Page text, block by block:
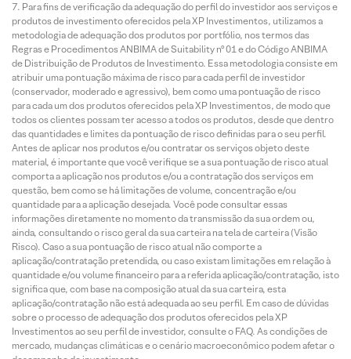
Para fins de verificação da adequação do perfil do investidor aos serviços e
produtos de investimento oferecidos pela XP Investimentos, utilizamos a
metodologia de adequação dos produtos por portfólio, nos termos das
Regras e Procedimentos ANBIMA de Suitability nº 01 e do Código ANBIMA
de Distribuição de Produtos de Investimento. Essa metodologia consiste em
atribuir uma pontuação máxima de risco para cada perfil de investidor
(conservador, moderado e agressivo), bem como uma pontuação de risco
para cada um dos produtos oferecidos pela XP Investimentos, de modo que
todos os clientes possam ter acesso a todos os produtos, desde que dentro
das quantidades e limites da pontuação de risco definidas para o seu perfil.
Antes de aplicar nos produtos e/ou contratar os serviços objeto deste
material, é importante que você verifique se a sua pontuação de risco atual
comporta a aplicação nos produtos e/ou a contratação dos serviços em
questão, bem como se há limitações de volume, concentração e/ou
quantidade para a aplicação desejada. Você pode consultar essas
informações diretamente no momento da transmissão da sua ordem ou,
ainda, consultando o risco geral da sua carteira na tela de carteira (Visão
Risco). Caso a sua pontuação de risco atual não comporte a
aplicação/contratação pretendida, ou caso existam limitações em relação à
quantidade e/ou volume financeiro para a referida aplicação/contratação, isto
significa que, com base na composição atual da sua carteira, esta
aplicação/contratação não está adequada ao seu perfil. Em caso de dúvidas
sobre o processo de adequação dos produtos oferecidos pela XP
Investimentos ao seu perfil de investidor, consulte o FAQ. As condições de
mercado, mudanças climáticas e o cenário macroeconômico podem afetar o